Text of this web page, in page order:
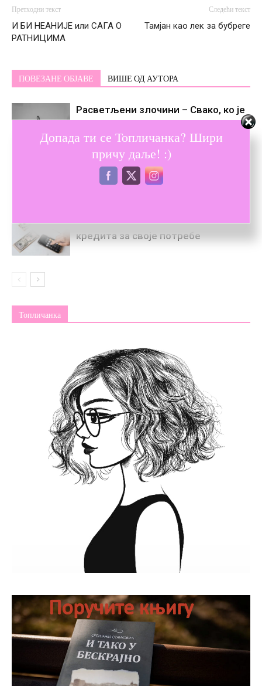
Претходни текст
И БИ НЕАНИЈЕ или САГА О
РАТНИЦИМА
Следећи текст
Тамјан као лек за бубреге
ПОВЕЗАНЕ ОБЈАВЕ ВИШЕ ОД АУТОРА
Расветљени злочини – Свако, ко је
нико, једном постане некo
Дотукли су ме снови
Водич за одабир правог кеш
кредита за своје потребе
Топличанка
Допада ти се Топличанка? Шири
причу даље! :)